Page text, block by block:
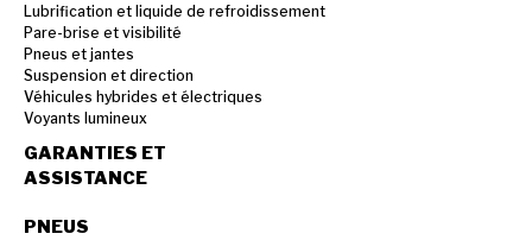
Lubrification et liquide de refroidissement
Pare-brise et visibilité
Pneus et jantes
Suspension et direction
Véhicules hybrides et électriques
Voyants lumineux
GARANTIES ET
ASSISTANCE
PNEUS